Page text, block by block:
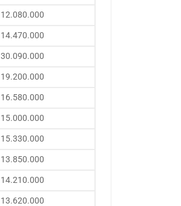
12.080.000
14.470.000
30.090.000
19.200.000
16.580.000
15.000.000
15.330.000
13.850.000
14.210.000
13.620.000